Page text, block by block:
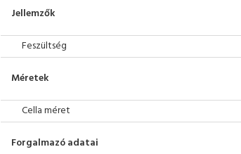
Jellemzők
Feszültség
Méretek
Cella méret
Forgalmazó adatai